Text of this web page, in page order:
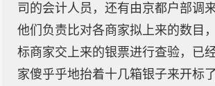
司的会计人员，还有由京都户部调
他们负责比对各商家拟上来的数目
标商家交上来的银票进行查验，已
家傻乎乎地抬着十几箱银子来开